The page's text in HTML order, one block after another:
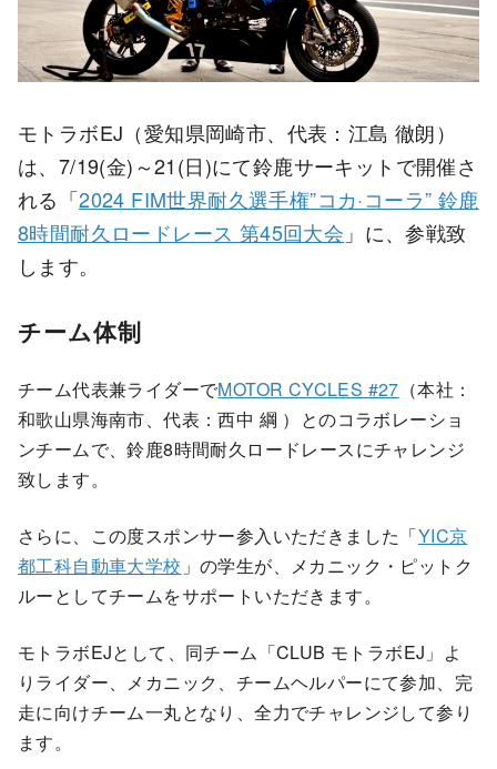
モトラボEJ（愛知県岡崎市、代表：江島 徹朗）
は、7/19(金)～21(日)にて鈴鹿サーキットで開催さ
れる「2024 FIM世界耐久選手権”コカ·コーラ” 鈴鹿
8時間耐久ロードレース 第45回大会 」に、参戦致
します。
チーム体制
チーム代表兼ライダーでMOTOR CYCLES #27 （本社：
和歌山県海南市、代表：西中 綱 ）とのコラボレーショ
ンチームで、鈴鹿8時間耐久ロードレースにチャレンジ
致します。
さらに、この度スポンサー参入いただきました「YIC京
都工科自動車大学校 」の学生が、メカニック・ピットク
ルーとしてチームをサポートいただきます。
モトラボEJとして、同チーム「CLUB モトラボEJ」よ
りライダー、メカニック、チームヘルパーにて参加、完
走に向けチーム一丸となり、全力でチャレンジして参り
ます。